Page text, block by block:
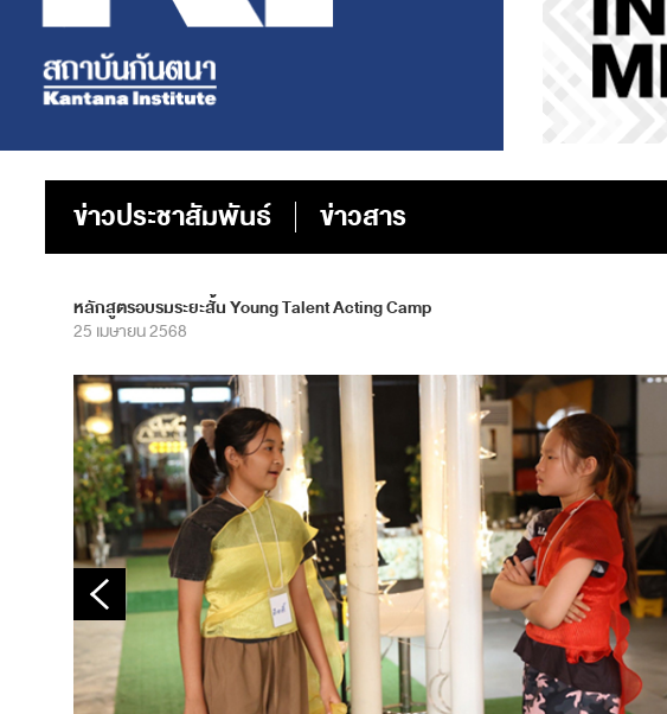
ข่าวประชาสัมพันธ์ ข่าวสาร
หลักสูตรอบรมระยะสั้น Young Talent Acting Camp
25 เมษายน 2568